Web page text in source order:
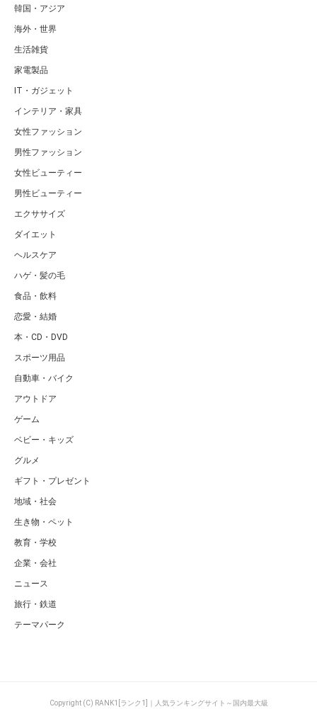
韓国・アジア
海外・世界
生活雑貨
家電製品
IT・ガジェット
インテリア・家具
女性ファッション
男性ファッション
女性ビューティー
男性ビューティー
エクササイズ
ダイエット
ヘルスケア
ハゲ・髪の毛
食品・飲料
恋愛・結婚
本・CD・DVD
スポーツ用品
自動車・バイク
アウトドア
ゲーム
ベビー・キッズ
グルメ
ギフト・プレゼント
地域・社会
生き物・ペット
教育・学校
企業・会社
ニュース
旅行・鉄道
テーマパーク
Copyright (C) RANK1[ランク1]｜人気ランキングサイト～国内最大級